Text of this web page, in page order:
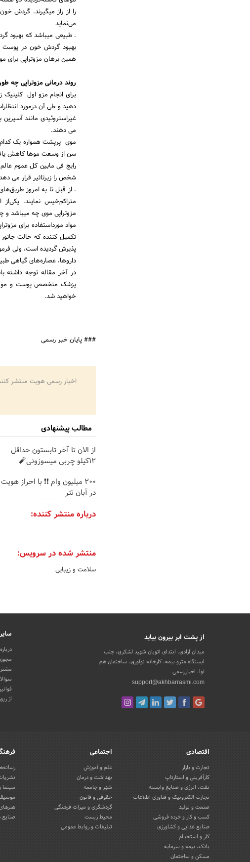
را از راز میگیرند. گردش
می‌نماید
. طبیعی میباشد که بهبود
بهبود گردش خون در پوست
همین برهان مزوتراپی برای
روند درمانی مزوتراپی چه
برای انجام مزو اول
دهید و طی آن درمورد
غیراستروئیدی مانند
می دهند.
موی پرپشت همواره یک کدام
سن از وسعت موها کاهش
رایج فی مابین کل عموم
شخص را زیر‌تاثیر قرار می
. از قبل تا به امروز
متراکم‌خیس نمایند.
مزوتراپی موی چه میباشد
پذیرش گردیده است، ولی
داروها، عصاره‌های گیاهی
در آخر مقاله توجه داشته
پزشک متخصص پوست و مو
خواهید شد.
### پایان خبر رسمی
اخبار رسمی هویت منتشر
مطالب پیشنهادی
از الان تا آخر تابستون حداقل
12کیلو چربی میسوزونی🧨
200 میلیون وام ❗❗ با احراز هویت
در آبان تتر
درباره منتشر کننده:
منتشر شده در سرویس:
سلامت و زیبایی
از پشت ابر بیرون بیاید
میدان آزادی، ابتدای اتوبان شهید لشکری، جنب
ایستگاه مترو بیمه، کارخانه نوآوری، ساختمان هم
آوا، اخباررسمی
support@akhbarrasmi.com
از
اقتصادی
تجارت و بازار
کارآفرینی و استارتاپ
نفت، انرژی و صنایع وابسته
تجارت الکترونیک و فناوری اطلاعات
صنعت و تولید
کسب و کار و خرده فروشی
صنایع غذایی و کشاورزی
کار و استخدام
بانک، بیمه و سرمایه
مسکن و ساختمان
اجتماعی
علم و آموزش
بهداشت و درمان
شهر و جامعه
حقوقی و قانون
گردشگری و میراث فرهنگی
محیط زیست
تبلیغات و روابط عمومی
سینما